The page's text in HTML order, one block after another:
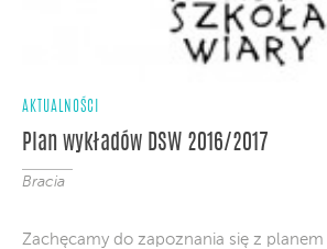
AKTUALNOŚCI
Plan wykładów DSW 2016/2017
Bracia
Zachęcamy do zapoznania się z planem